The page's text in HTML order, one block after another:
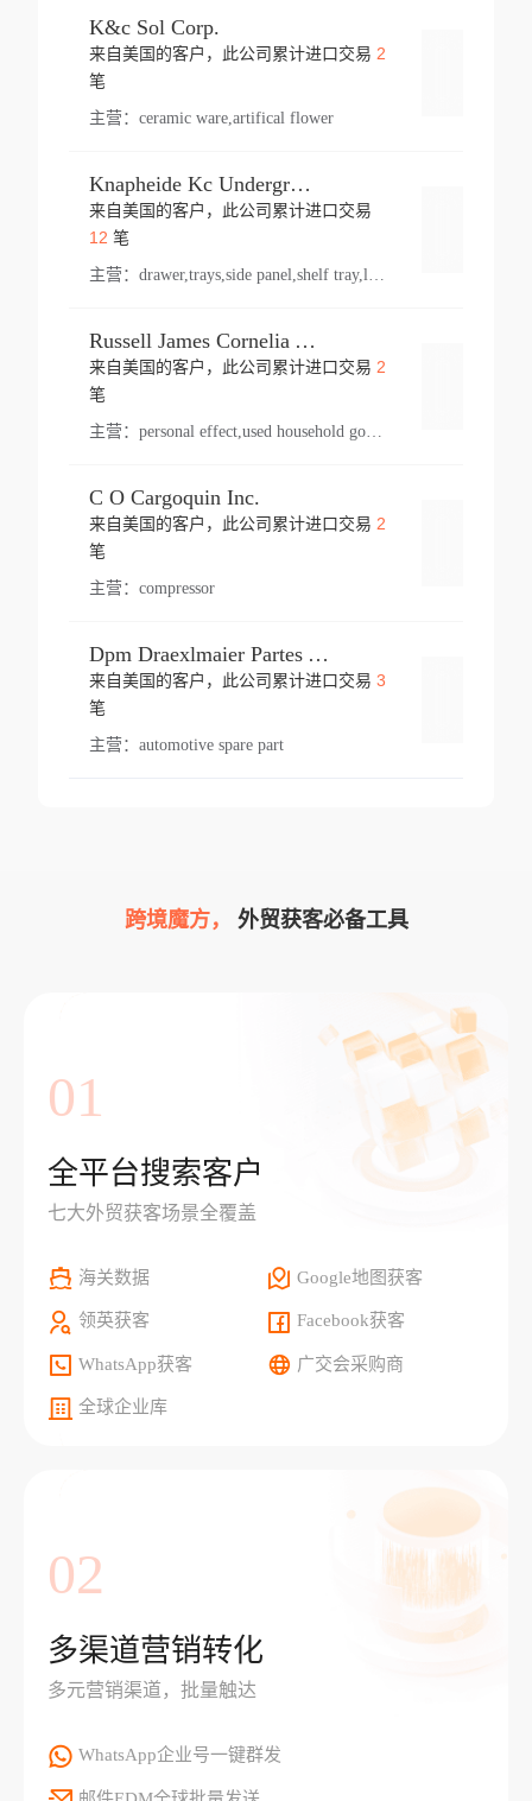
K&c Sol Corp.
来自美国的客户，此公司累计进口交易 2
笔
主营： ceramic ware,artifical flower
Knapheide Kc Underground
来自美国的客户，此公司累计进口交易
12 笔
主营：
Russell James Cornelia Arlington Va
来自美国的客户，此公司累计进口交易 2
笔
主营： personal effect,used household goods
C O Cargoquin Inc.
来自美国的客户，此公司累计进口交易 2
笔
主营： compressor
Dpm Draexlmaier Partes Automotrices Corr Ind Huejotzingo
来自美国的客户，此公司累计进口交易 3
笔
主营： automotive spare part
跨境魔方， 外贸获客必备工具
01
全平台搜索客户
七大外贸获客场景全覆盖
海关数据 Google地图获客
领英获客 Facebook获客
WhatsApp获客 广交会采购商
全球企业库
02
多渠道营销转化
多元营销渠道，批量触达
WhatsApp企业号一键群发